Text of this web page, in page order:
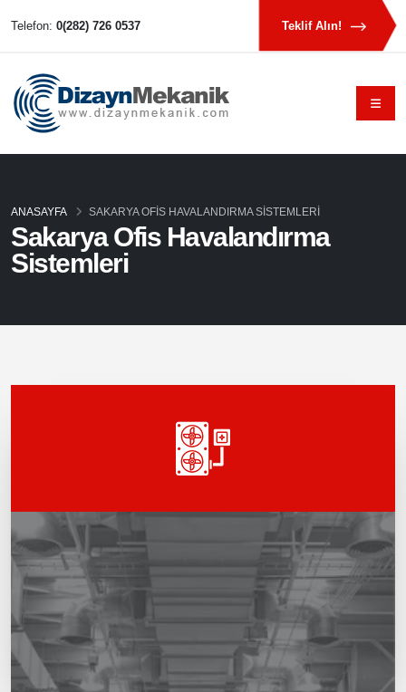
Telefon: 0(282) 726 0537 Teklif Alın!
Sakarya Ofis Havalandırma
Sistemleri
ANASAYFA SAKARYA OFIS HAVALANDIRMA SISTEMLERI